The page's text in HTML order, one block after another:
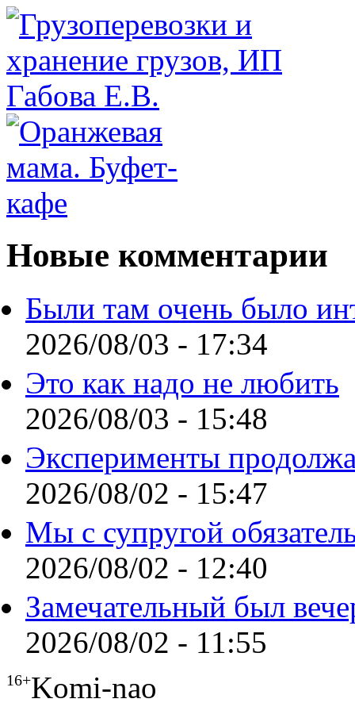
Новые комментарии
Были там очень было
2026/08/03 - 17:34
Это как надо не любить
2026/08/03 - 15:48
Эксперименты
2026/08/02 - 15:47
Мы с супругой
2026/08/02 - 12:40
Замечательный был
2026/08/02 - 11:55
16+Komi-nao